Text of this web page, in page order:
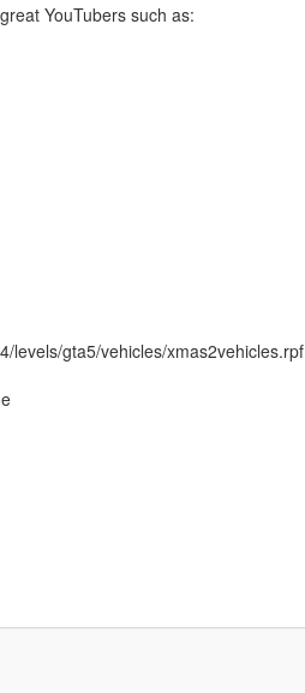
YouTubers such as:
levels/gta5/vehicles/xmas2vehicles.rpf